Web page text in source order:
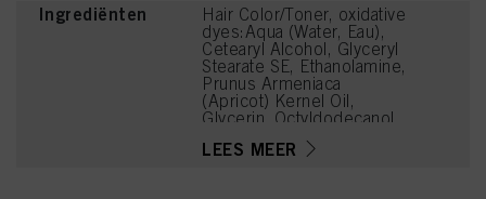
Ingrediënten
Hair Color/Toner, oxidative
dyes:Aqua (Water, Eau),
Cetearyl Alcohol, Glyceryl
Stearate SE, Ethanolamine,
Prunus Armeniaca
(Apricot) Kernel Oil,
Glycerin, Octyldodecanol,
Vitis Vinifera (Grape) Seed
LEES MEER